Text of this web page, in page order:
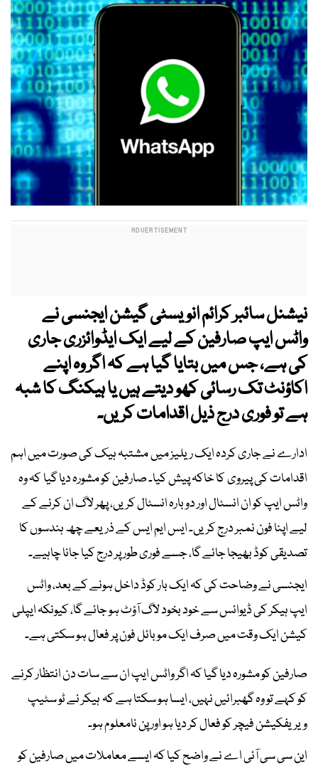
نیشنل سائبر کرائم انویسٹی گیشن ایجنسی نے
واٹس ایپ صارفین کے لیے ایک ایڈوائزری جاری
کی ہے، جس میں بتایا گیا ہے کہ اگر وہ اپنے
اکاؤنٹ تک رسائی کھو دیتے ہیں یا ہیکنگ کا شبہ
ہے تو فوری درج ذیل اقدامات کریں۔
ادارے نے جاری کردہ ایک ریلیز میں مشتبہ ہیک کی صورت میں اہم
اقدامات کی پیروی کا خاکہ پیش کیا۔ صارفین کو مشورہ دیا گیا کہ وہ
واٹس ایپ کو ان انسٹال اور دوبارہ انسٹال کریں، پھر لاگ ان کرنے کے
لیے اپنا فون نمبر درج کریں۔ ایس ایم ایس کے ذریعے چھ ہندسوں کا
تصدیقی کوڈ بھیجا جائے گا، جسے فوری طور پر درج کیا جانا چاہیے۔
ایجنسی نے وضاحت کی کہ ایک بار کوڈ داخل ہونے کے بعد، واٹس
ایپ ہیکر کی ڈیوائس سے خود بخود لاگ آؤٹ ہو جائے گا، کیونکہ ایپلی
کیشن ایک وقت میں صرف ایک موبائل فون پر فعال ہو سکتی ہے۔
صارفین کو مشورہ دیا گیا کہ اگر واٹس ایپ ان سے سات دن انتظار کرنے
کو کہے تو وہ گھبرائیں نہیں، ایسا ہو سکتا ہے کہ ہیکر نے ٹو سٹیپ
ویریفکیشن فیچر کو فعال کر دیا ہو اور پن نامعلوم ہو۔
این سی سی آئی اے نے واضح کیا کہ ایسے معاملات میں صارفین کو